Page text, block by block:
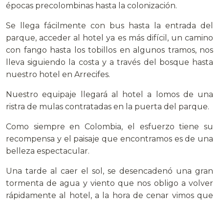
épocas precolombinas hasta la colonización.
Se llega fácilmente con bus hasta la entrada del
parque, acceder al hotel ya es más difícil, un camino
con fango hasta los tobillos en algunos tramos, nos
lleva siguiendo la costa y a través del bosque hasta
nuestro hotel en Arrecifes.
Nuestro equipaje llegará al hotel a lomos de una
ristra de mulas contratadas en la puerta del parque.
Como siempre en Colombia, el esfuerzo tiene su
recompensa y el paisaje que encontramos es de una
belleza espectacular.
Una tarde al caer el sol, se desencadenó una gran
tormenta de agua y viento que nos obligo a volver
rápidamente al hotel, a la hora de cenar vimos que